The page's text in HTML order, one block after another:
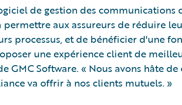
de gestion des communications
aux assureurs de réduire
processus, et de bénéficier d'une
une expérience client de
GMC Software. « Nous avons hâte
va offrir à nos clients mutuels. »